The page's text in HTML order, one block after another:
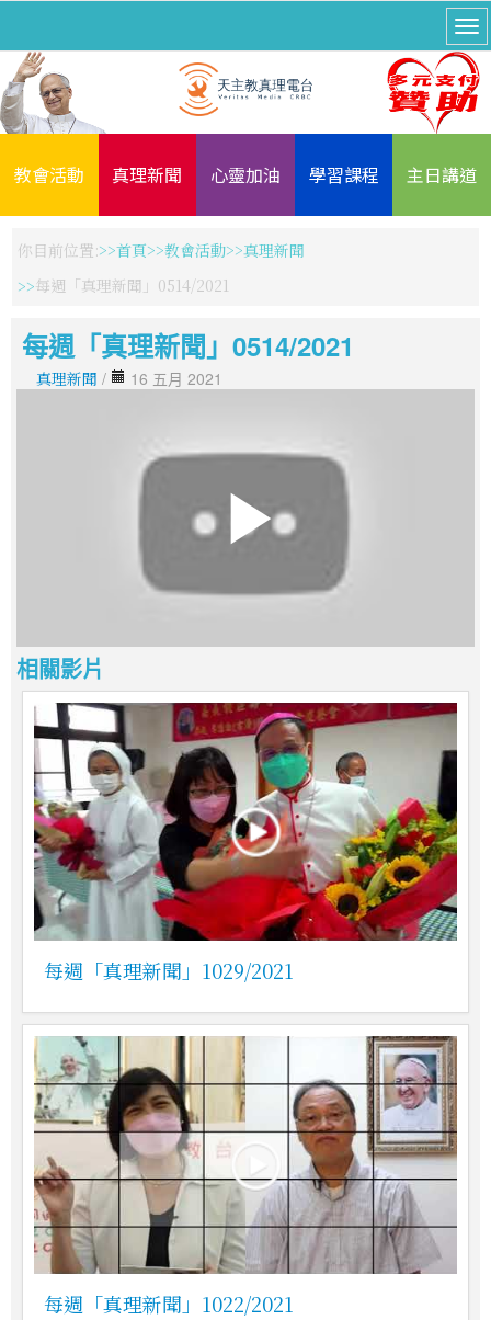
教會活動 真理新聞 心靈加油 學習課程 主日講道
你目前位置: 首頁 教會活動
真理新聞
每週「真理新聞」0514/2021
每週「真理新聞」0514/2021
真理新聞 / 16 五月 2021
相關影片
每週「真理新聞」1029/2021
每週「真理新聞」1022/2021